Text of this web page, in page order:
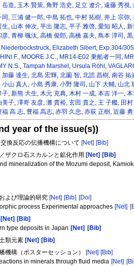
岳造, 玉木 賢策, 角野 浩史 , 足立 遼介, 遠藤 秀視,
同,三浦 健一郎,中島 拓也,中村 拓樹,井上 宗弥,
生, 山本 伸次, 平出 隆志, 平子 雅啓, 愛知 昭人 , 新
彦, 青柳 颯汰, 高橋 俊郎, 高橋 嘉夫, 鳥本 淳司 , 黒
Niederbockstruck, Elizabeth Sibert, Exp.304/
F., MOORE J.C., MR14-E02 乗船者一同 ,
N.S., Tampah Marshel , Ursula Röhl ,
加藤 達生, 北島 宏輝, 北薗 智, 北誥 昌樹, 南谷 祐
小山 真人 , 小島 秀康, 小野 隆司 , 山下 大輔, 山北
子, 新熊 大生, 木元 克典, 木村 一成, 本吉 洋一, 本
美子, 澤嵜 友彦, 灘 貴裕, 玄田 貴之 , 王 子艦, 田
福 高 志, 豊福 高志, 赤羽 久忠, 赤荻 正樹, 近藤 勇
year of the issue(s))
換反応の伝播機構について[Net] [Bib]
ザクロ石スカルンと鉱化作用[Net] [Bib]
mineralization of the Mozumi deposit,
よび理論的研究[Net] [Bib] [Doi]
process Experimental approaches [Net]
[Net] [Bib]
type deposits in Japan [Net] [Bib]
類元素[Net] [Bib]
機構（ポスターセッション）[Net] [Bib]
in minerals through fluid media [Net]